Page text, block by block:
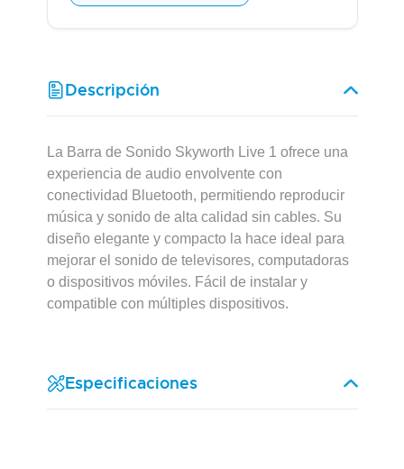
Descripción
La Barra de Sonido Skyworth Live 1 ofrece una
experiencia de audio envolvente con
conectividad Bluetooth, permitiendo reproducir
música y sonido de alta calidad sin cables. Su
diseño elegante y compacto la hace ideal para
mejorar el sonido de televisores, computadoras
o dispositivos móviles. Fácil de instalar y
compatible con múltiples dispositivos.
Especificaciones